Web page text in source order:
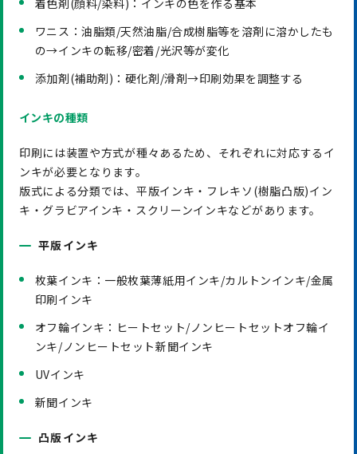
ワニス：油脂類/天然油脂/合成樹脂等を溶剤に溶かしたも
の→インキの転移/密着/光沢等が変化
添加剤(補助剤)：硬化剤/滑剤→印刷効果を調整する
インキの種類
印刷には装置や方式が種々あるため、それぞれに対応するイ
ンキが必要となります。
版式による分類では、平版インキ・フレキソ(樹脂凸版)イン
キ・グラビアインキ・スクリーンインキなどがあります。
平版インキ
枚葉インキ：一般枚葉薄紙用インキ/カルトンインキ/金属
印刷インキ
オフ輪インキ：ヒートセット/ノンヒートセットオフ輪イ
ンキ/ノンヒートセット新聞インキ
UVインキ
新聞インキ
凸版インキ